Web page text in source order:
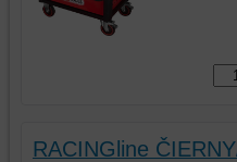
RACINGline